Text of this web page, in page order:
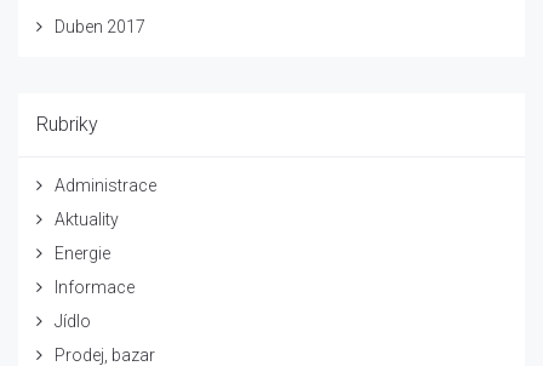
Duben 2017
Rubriky
Administrace
Aktuality
Energie
Informace
Jídlo
Prodej, bazar